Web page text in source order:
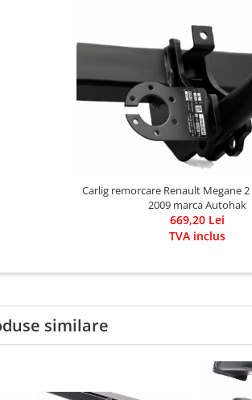
Carlig remorcare Renault Megane
2009 marca Autohak
669,20 Lei
TVA inclus
similare